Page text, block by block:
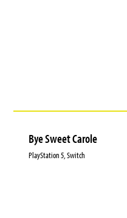
Bye Sweet Carole
PlayStation 5, Switch